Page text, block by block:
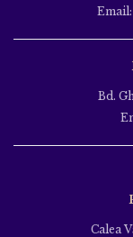
Bd.
Calea